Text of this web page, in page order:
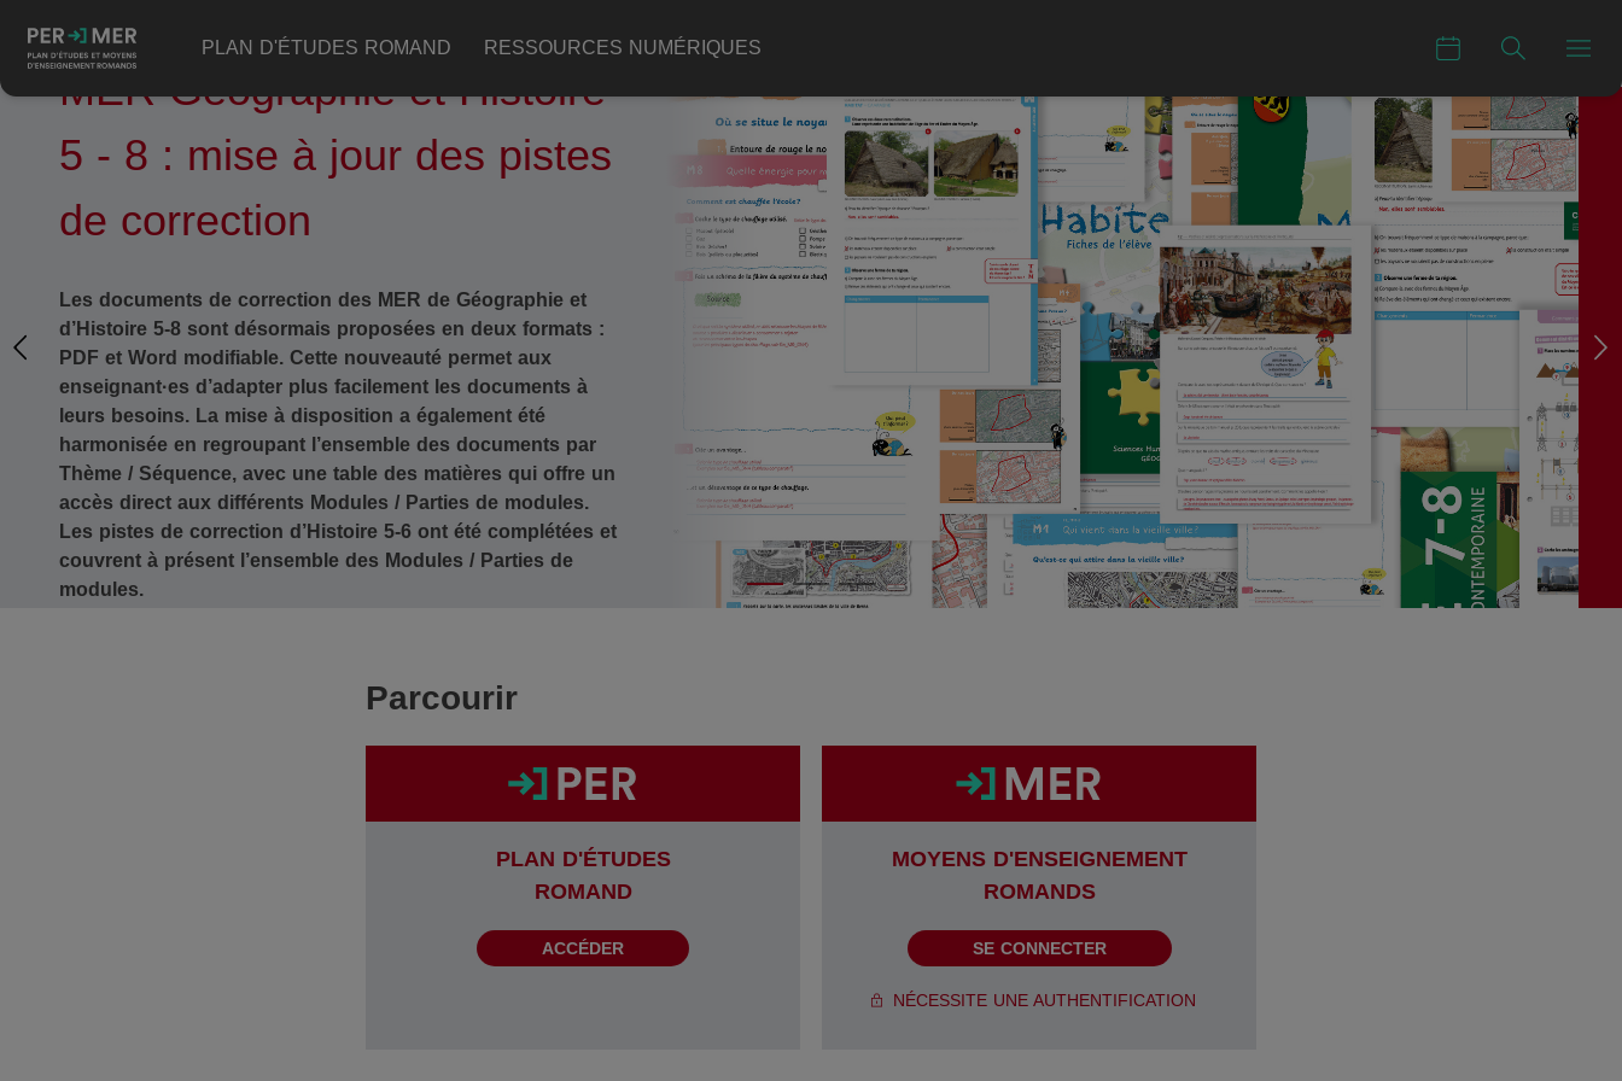
PLAN D'ÉTUDES ROMAND RESSOURCES NUMÉRIQUES
MER Géographie et Histoire
5 - 8 : mise à jour des pistes
de correction
Les documents de correction des MER de Géographie et
d’Histoire 5-8 sont désormais proposées en deux formats :
PDF et Word modifiable. Cette nouveauté permet aux
enseignant·es d’adapter plus facilement les documents à
leurs besoins. La mise à disposition a également été
harmonisée en regroupant l’ensemble des documents par
Thème / Séquence, avec une table des matières qui offre un
accès direct aux différents Modules / Parties de modules.
Les pistes de correction d’Histoire 5-6 ont été complétées et
couvrent à présent l’ensemble des Modules / Parties de
modules.
Parcourir
PLAN D'ÉTUDES
ROMAND
ACCÉDER
MOYENS D'ENSEIGNEMENT
ROMANDS
SE CONNECTER
NÉCESSITE UNE AUTHENTIFICATION